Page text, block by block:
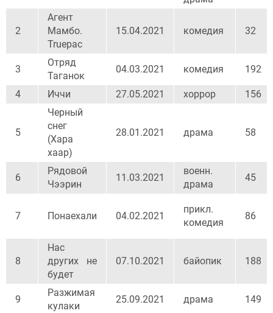
2
Агент
Мамбо.
Truepac
15.04.2021 комедия 32
3
Отряд
Таганок
04.03.2021 комедия 192
4 Иччи 27.05.2021 хоррор 156
5
Черный
снег
(Хара
хаар)
28.01.2021 драма 58
6
Рядовой
Чээрин
11.03.2021
военн.
драма
45
7 Понаехали 04.02.2021
прикл.
комедия
86
8
Нас
других не
будет
07.10.2021 байопик 188
9
Разжимая
кулаки
25.09.2021 драма 149